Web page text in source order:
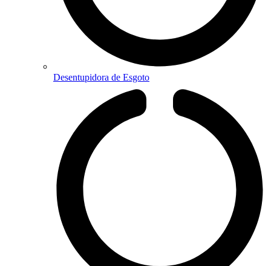
Desentupidora de Esgoto